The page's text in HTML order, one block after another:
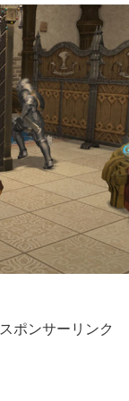
スポンサーリンク